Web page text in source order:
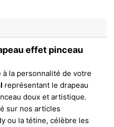
effet pinceau
la personnalité de votre
représentant le drapeau
doux et artistique.
sur nos articles
ou la tétine, célèbre les